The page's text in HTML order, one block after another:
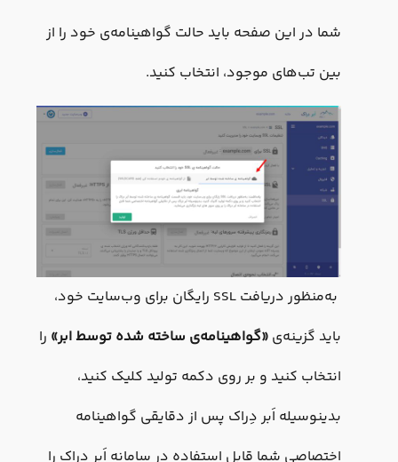
شما در این صفحه باید حالت گواهینامه‌ی خود را از
بین تب‌های موجود، انتخاب کنید.
‏ به‌منظور دریافت SSL رایگان برای وب‌سایت خود،
باید گزینه‌ی«گواهینامه‌ی ساخته شده توسط ابر» را
انتخاب کنید و بر روی دکمه تولید کلیک کنید،
بدینوسیله اَبر دِراک پس از دقایقی گواهینامه
اختصاصی شما قابل استفاده در سامانه اَبر دِراک را